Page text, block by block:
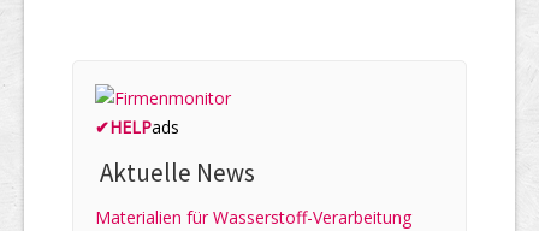
✔HELPads
Aktuelle News
Materialien für Wasserstoff-Verarbeitung